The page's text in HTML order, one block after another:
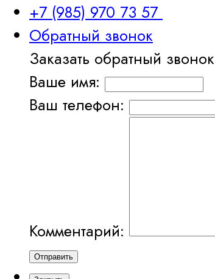
+7 (985) 970 73 57
Обратный звонок
Заказать обратный звонок
Ваше имя:
Ваш телефон:
Комментарий:
Отправить